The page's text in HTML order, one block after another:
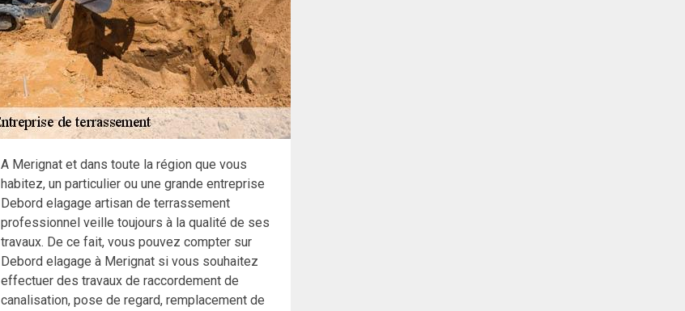
A Merignat et dans toute la région que vous
habitez, un particulier ou une grande entreprise
Debord elagage artisan de terrassement
professionnel veille toujours à la qualité de ses
travaux. De ce fait, vous pouvez compter sur
Debord elagage à Merignat si vous souhaitez
effectuer des travaux de raccordement de
canalisation, pose de regard, remplacement de